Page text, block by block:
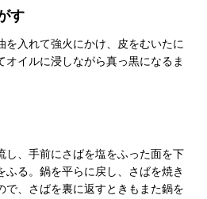
す
を入れて強火にかけ、皮をむいたに
オイルに浸しながら真っ黒になるま
し、手前にさばを塩をふった面を下
ふる。鍋を平らに戻し、さばを焼き
で、さばを裏に返すときもまた鍋を